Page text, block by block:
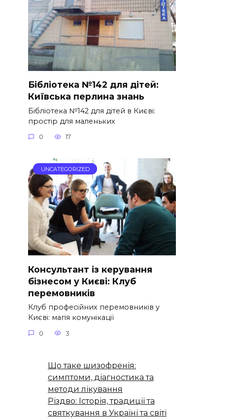
Бібліотека №142 для дітей:
Київська перлина знань
Бібліотека №142 для дітей в Києві:
простір для маленьких
0 17
UNCATEGORIZED
Консультант із керування
бізнесом у Києві: Клуб
перемовників
Клуб професійних перемовників у
Києві: магія комунікації
0 3
Що таке шизофренія:
симптоми, діагностика та
методи лікування
Різдво: Історія, традиції та
святкування в Україні та світі